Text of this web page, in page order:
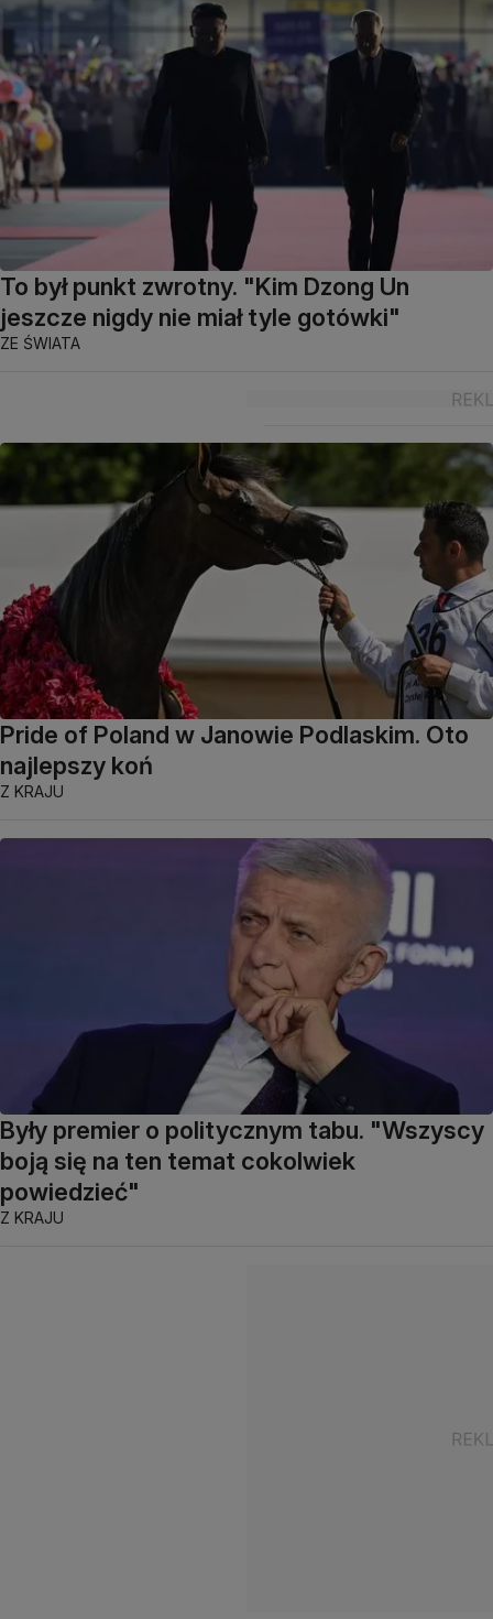
To był punkt zwrotny. "Kim Dzong Un
jeszcze nigdy nie miał tyle gotówki"
ZE ŚWIATA
Pride of Poland w Janowie Podlaskim. Oto
najlepszy koń
Z KRAJU
Były premier o politycznym tabu. "Wszyscy
boją się na ten temat cokolwiek
powiedzieć"
Z KRAJU